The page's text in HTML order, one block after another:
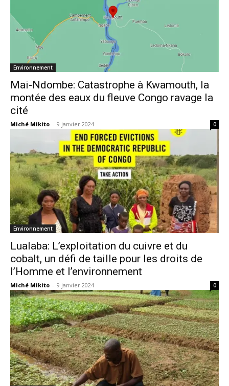
Environnement
Mai-Ndombe: Catastrophe à Kwamouth, la
montée des eaux du fleuve Congo ravage la
cité
Miché Mikito - 9 janvier 2024 0
Environnement
Lualaba: L’exploitation du cuivre et du
cobalt, un défi de taille pour les droits de
l’Homme et l’environnement
Miché Mikito - 9 janvier 2024 0